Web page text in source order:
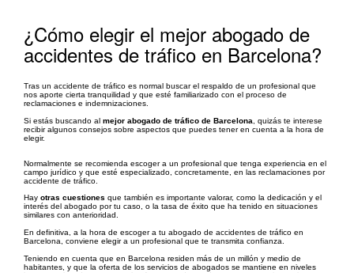
¿Cómo elegir el mejor abogado de
accidentes de tráfico en Barcelona?
Tras un accidente de tráfico es normal buscar el respaldo de un profesional que
nos aporte cierta tranquilidad y que esté familiarizado con el proceso de
reclamaciones e indemnizaciones.
Si estás buscando al mejor abogado de tráfico de Barcelona , quizás te interese
recibir algunos consejos sobre aspectos que puedes tener en cuenta a la hora de
elegir.
Normalmente se recomienda escoger a un profesional que tenga experiencia en el
campo jurídico y que esté especializado, concretamente, en las reclamaciones por
accidente de tráfico.
Hay otras cuestiones que también es importante valorar, como la dedicación y el
interés del abogado por tu caso, o la tasa de éxito que ha tenido en situaciones
similares con anterioridad.
En definitiva, a la hora de escoger a tu abogado de accidentes de tráfico en
Barcelona, conviene elegir a un profesional que te transmita confianza.
Teniendo en cuenta que en Barcelona residen más de un millón y medio de
habitantes, y que la oferta de los servicios de abogados se mantiene en niveles